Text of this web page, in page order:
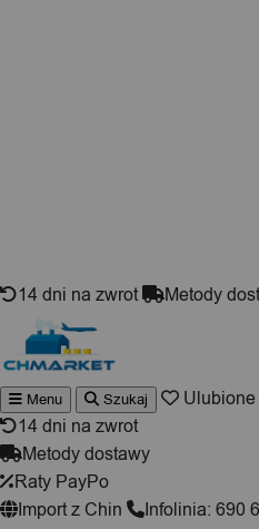
14 dni na zwrot Metody
Menu Szukaj Ulubione
14 dni na zwrot
Metody dostawy
Raty PayPo
Import z Chin
Infolinia: 690